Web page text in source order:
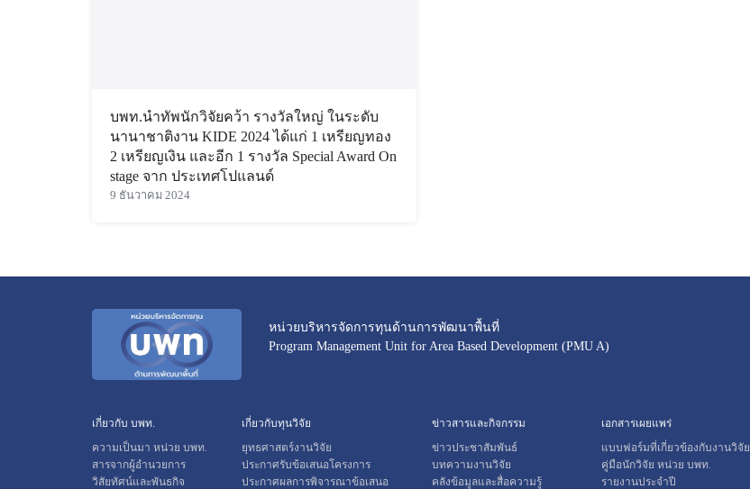
บพท.นำทัพนักวิจัยคว้า รางวัลใหญ่ ในระดับ
นานาชาติงาน KIDE 2024 ได้แก่ 1 เหรียญทอง
2 เหรียญเงิน และอีก 1 รางวัล Special Award On
stage จาก ประเทศโปแลนด์
9 ธันวาคม 2024
หน่วยบริหารจัดการทุนด้านการพัฒนาพื้นที่
Program Management Unit for Area Based Development (PMU A)
เกี่ยวกับ บพท.
ความเป็นมา หน่วย บพท.
สารจากผู้อำนวยการ
วิสัยทัศน์และพันธกิจ
เกี่ยวกับทุนวิจัย
ยุทธศาสตร์งานวิจัย
ประกาศรับข้อเสนอโครงการ
ประกาศผลการพิจารณาข้อเสนอ
ข่าวสารและกิจกรรม
ข่าวประชาสัมพันธ์
บทความงานวิจัย
คลังข้อมูลและสื่อความรู้
เอกสารเผยแพร่
แบบฟอร์มที่เกี่ยวข้องกับงานวิจัย
คู่มือนักวิจัย หน่วย บพท.
รายงานประจำปี